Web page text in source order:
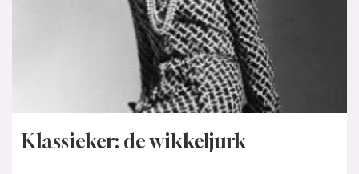
Klassieker: de wikkeljurk